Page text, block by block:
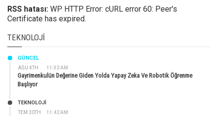
RSS hatası: WP HTTP Error: cURL error 60: Peer's
Certificate has expired.
TEKNOLOJI
AĞU 4TH 11:02 AM
GÜNCEL
Gayrimenkulün Değerine Giden Yolda Yapay Zeka Ve Robotik Öğrenme
Başlıyor
TEM 30TH 11:42 AM
TEKNOLOJİ